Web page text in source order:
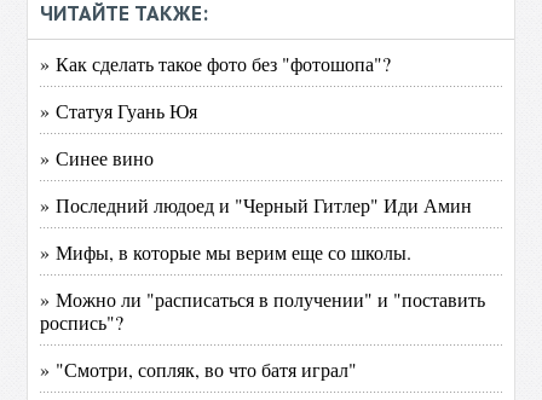
ЧИТАЙТЕ ТАКЖЕ:
» Как сделать такое фото без "фотошопа"?
» Статуя Гуань Юя
» Синее вино
» Последний людоед и "Черный Гитлер" Иди Амин
» Мифы, в которые мы верим еще со школы.
» Можно ли "расписаться в получении" и "поставить
роспись"?
» "Смотри, сопляк, во что батя играл"